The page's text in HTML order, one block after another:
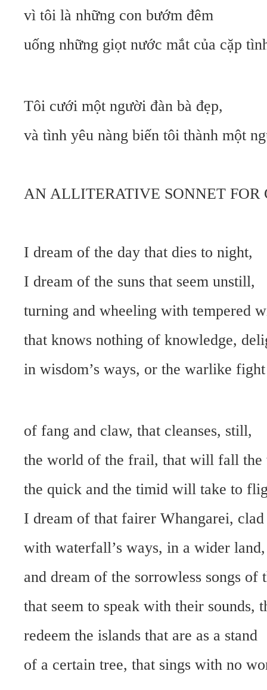
vì tôi là những con bướm đêm
uống những giọt nước mắt của cặp
Tôi cưới một người đàn bà đẹp,
và tình yêu nàng biến tôi thành một
AN ALLITERATIVE SONNET FOR
I dream of the day that dies to night,
I dream of the suns that seem unstill,
turning and wheeling with tempered
that knows nothing of knowledge,
in wisdom’s ways, or the warlike fight
of fang and claw, that cleanses, still,
the world of the frail, that will fall the
the quick and the timid will take to
I dream of that fairer Whangarei, clad
with waterfall’s ways, in a wider land,
and dream of the sorrowless songs of
that seem to speak with their sounds,
redeem the islands that are as a stand
of a certain tree, that sings with no